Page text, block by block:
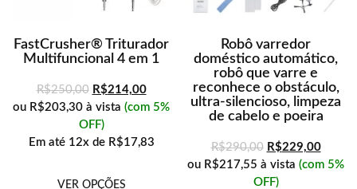
FastCrusher® Triturador
Multifuncional 4 em 1
R$250,00 R$214,00
ou R$203,30 à vista (com 5%
OFF)
Em até 12x deR$17,83
VER OPÇÕES
Robô varredor
doméstico automático,
robô que varre e
reconhece o obstáculo,
ultra-silencioso, limpeza
de cabelo e poeira
R$290,00 R$229,00
ou R$217,55 à vista (com 5%
OFF)